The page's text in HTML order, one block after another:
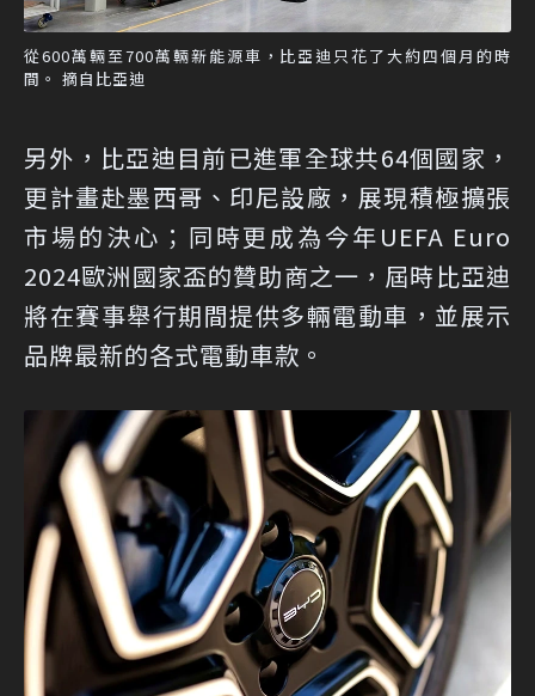
從600萬輛至700萬輛新能源車，比亞迪只花了大約四個月的時
間。 摘自比亞迪
另外，比亞迪目前已進軍全球共64個國家，
更計畫赴墨西哥、印尼設廠，展現積極擴張
市場的決心；同時更成為今年UEFA Euro
2024歐洲國家盃的贊助商之一，屆時比亞迪
將在賽事舉行期間提供多輛電動車，並展示
品牌最新的各式電動車款。